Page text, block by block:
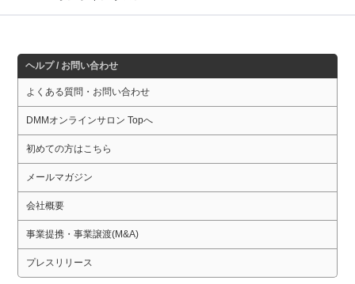
ヘルプ / お問い合わせ
よくある質問・お問い合わせ
DMMオンラインサロン Topへ
初めての方はこちら
メールマガジン
会社概要
事業提携・事業譲渡(M&A)
プレスリリース